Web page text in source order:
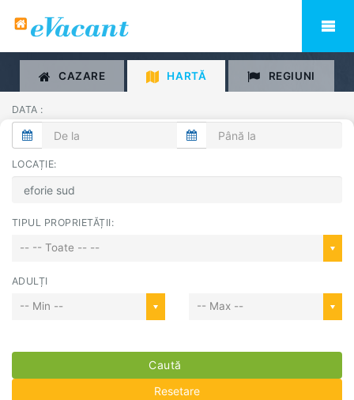
CAZARE HARTĂ REGIUNI
DATA :
LOCAȚIE:
TIPUL PROPRIETĂȚII:
-- -- Toate -- --
ADULȚI
-- Min -- -- Max --
Caută
Resetare